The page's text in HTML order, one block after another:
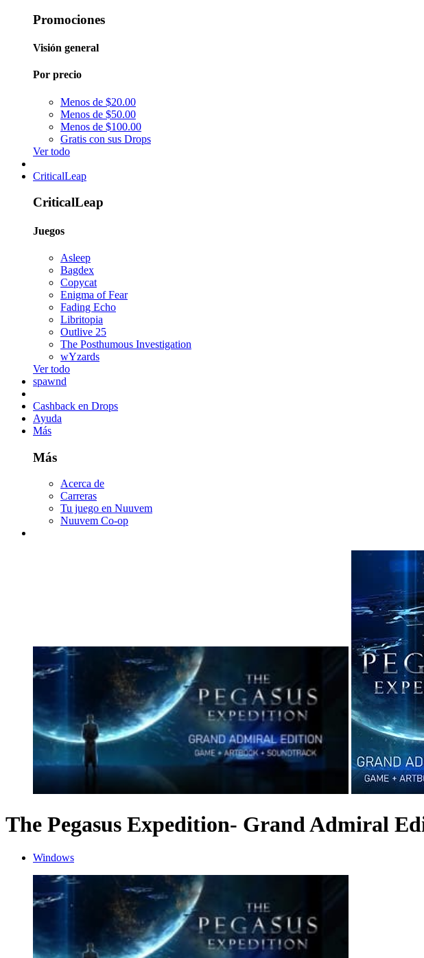
Promociones
Visión general
Por precio
Menos de $20.00
Menos de $50.00
Menos de $100.00
Gratis con sus Drops
Ver todo
CriticalLeap
CriticalLeap
Juegos
Asleep
Bagdex
Copycat
Enigma of Fear
Fading Echo
Libritopia
Outlive 25
The Posthumous Investigation
wYzards
Ver todo
spawnd
Cashback en Drops
Ayuda
Más
Más
Acerca de
Carreras
Tu juego en Nuuvem
Nuuvem Co-op
The Pegasus Expedition- Grand Admiral
Windows